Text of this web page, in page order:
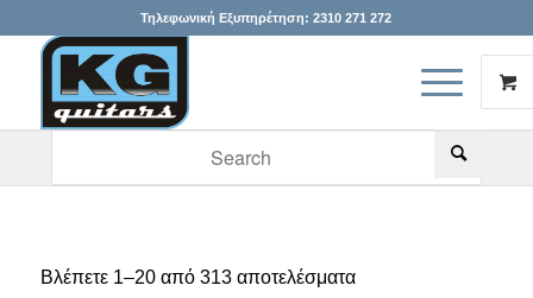
Τηλεφωνική Εξυπηρέτηση:2310 271 272
Βλέπετε 1–20 από 313 αποτελέσματα